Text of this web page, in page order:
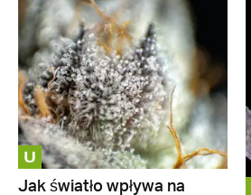
U
Jak światło wpływa na